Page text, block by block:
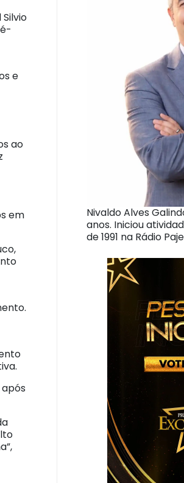
e
ao
em
Nivaldo Alves
anos. Iniciou
de 1991 na Rádio